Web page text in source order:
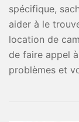
spécifique,
aider à le
location de
de faire appel
problèmes et